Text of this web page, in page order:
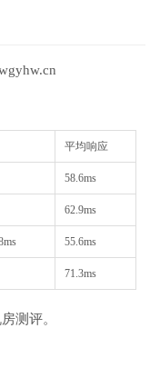
平均响应
58.6ms
62.9ms
55.6ms
71.3ms
测评。